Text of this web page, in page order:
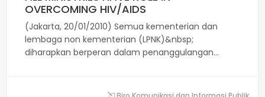
OVERCOMING HIV/AIDS
(Jakarta, 20/01/2010) Semua kementerian dan
lembaga non kementerian (LPNK)&nbsp;
diharapkan berperan dalam penanggulangan
menunjukkan kecenderungan terus mengalami